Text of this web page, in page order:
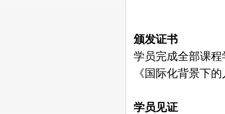
颁发证书
学员完成全部课
《国际化背景下
学员见证